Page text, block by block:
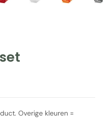
Overige kleuren =